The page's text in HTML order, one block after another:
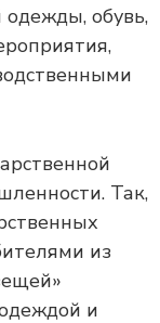
обувь,
Так,
из
и